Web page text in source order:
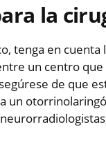
la
tenga en
un centro
de que
un